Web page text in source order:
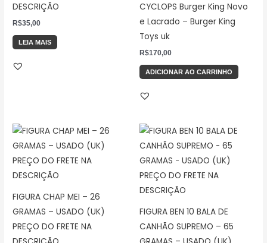
DESCRIÇÃO
R$35,00
LEIA MAIS
CYCLOPS Burger King Novo
e Lacrado – Burger King
Toys uk
R$170,00
ADICIONAR AO CARRINHO
FIGURA CHAP MEI – 26
GRAMAS – USADO (UK)
PREÇO DO FRETE NA
FIGURA BEN 10 BALA DE
CANHÃO SUPREMO – 65